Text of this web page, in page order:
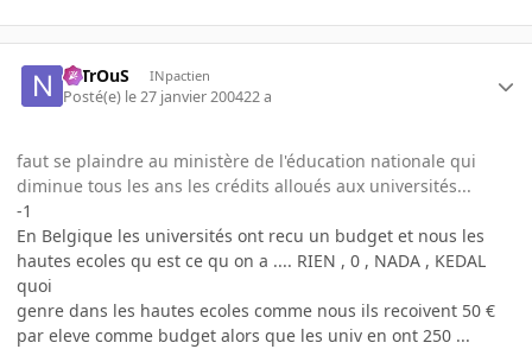
NiTrOuS INpactien
Posté(e) le 27 janvier 200422 a
faut se plaindre au ministère de l'éducation nationale qui
diminue tous les ans les crédits alloués aux universités...
-1
En Belgique les universités ont recu un budget et nous les
hautes ecoles qu est ce qu on a .... RIEN , 0 , NADA , KEDAL
quoi
genre dans les hautes ecoles comme nous ils recoivent 50 €
par eleve comme budget alors que les univ en ont 250 ...